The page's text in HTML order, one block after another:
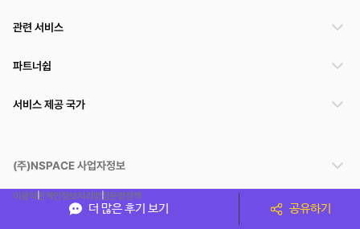
더 많은 후기 보기 공유하기
관련 서비스
파트너쉽
서비스 제공 국가
(주)NSPACE 사업자정보
이용약관개인정보처리방침운영정책
스페이스클라우드는 통신판매중개자이며 통신판매의 당사자가 아닙니다. 따라서 스페이스클